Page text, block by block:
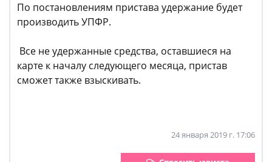
По постановлениям пристава удержание будет
производить УПФР.
Все не удержанные средства, оставшиеся на
карте к началу следующего месяца, пристав
сможет также взыскивать.
24 января 2019 г. 17:06